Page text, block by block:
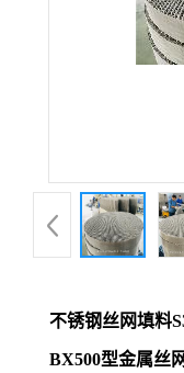
不锈钢丝网填料
BX500型金属丝